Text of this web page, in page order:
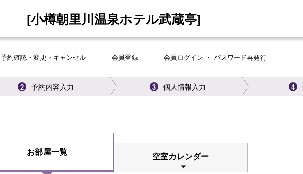
[小樽朝里川温泉ホテル武蔵亭]
予約確認・変更・キャンセル 会員登録 会員ログイン ・ パスワード再発行
2 予約内容入力 3 個人情報入力 4
お部屋一覧 空室カレンダー